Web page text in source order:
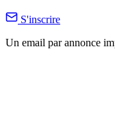
S'inscrire
Un email par annonce